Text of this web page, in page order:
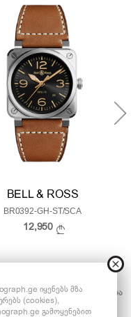
BELL & ROSS
BR0392-GH-ST/SCA
12,950
იყენებს მზა
(cookies),
გამოყენებით
ᲞᲘᲠᲝᲑᲔᲑᲘ ᲢᲠᲐᲜᲡᲞᲝᲠᲢᲘᲠᲔᲑᲐ